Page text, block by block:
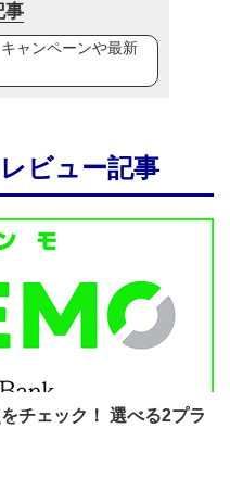
事
ャンペーンや最新
ビュー記事
チェック！ 選べる2プラ